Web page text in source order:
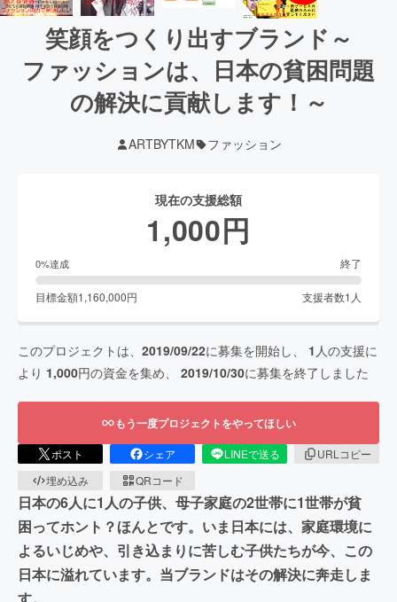
笑顔をつくり出すブランド～
ファッションは、日本の貧困問題
の解決に貢献します！～
ARTBYTKM ファッション
現在の支援総額
1,000円
0%達成 終了
目標金額1,160,000円 支援者数1 人
このプロジェクトは、 2019/09/22に募集を開始し、 1 人の支援に
より 1,000円の資金を集め、 2019/10/30に募集を終了しました
もう一度プロジェクトをやってほしい
ポスト シェア LINEで送る
URLコピー
埋め込み
QRコード
日本の6人に1人の子供、母子家庭の2世帯に1世帯が貧
困ってホント？ほんとです。いま日本には、家庭環境に
よるいじめや、引き込まりに苦しむ子供たちが今、この
日本に溢れています。当ブランドはその解決に奔走しま